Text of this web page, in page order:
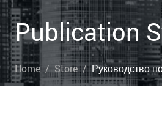
Publication
Home Store Руководство